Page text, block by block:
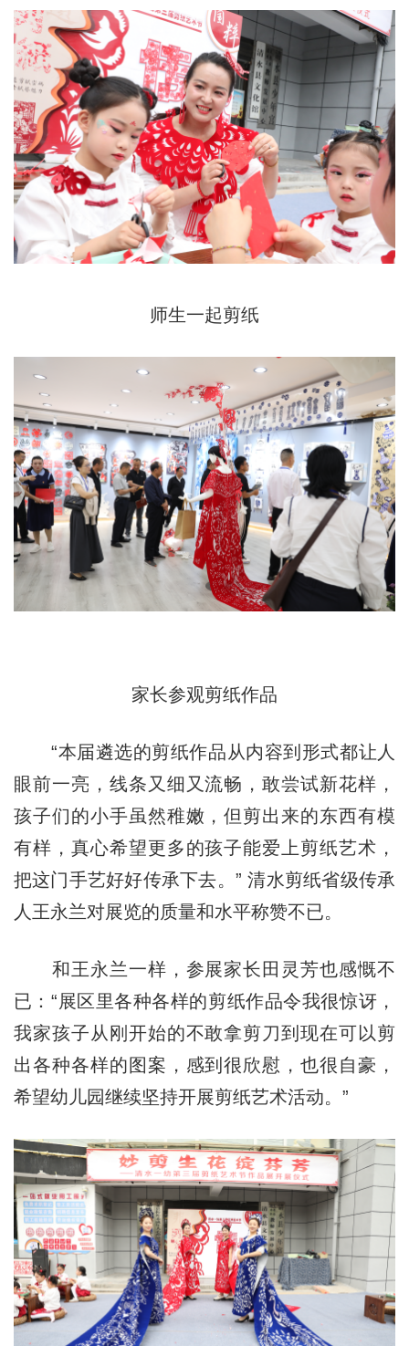
师生一起剪纸
家长参观剪纸作品
“本届遴选的剪纸作品从内容到形式都让人
眼前一亮，线条又细又流畅，敢尝试新花样，
孩子们的小手虽然稚嫩，但剪出来的东西有模
有样，真心希望更多的孩子能爱上剪纸艺术，
把这门手艺好好传承下去。” 清水剪纸省级传承
人王永兰对展览的质量和水平称赞不已。
和王永兰一样，参展家长田灵芳也感慨不
已：“展区里各种各样的剪纸作品令我很惊讶，
我家孩子从刚开始的不敢拿剪刀到现在可以剪
出各种各样的图案，感到很欣慰，也很自豪，
希望幼儿园继续坚持开展剪纸艺术活动。”